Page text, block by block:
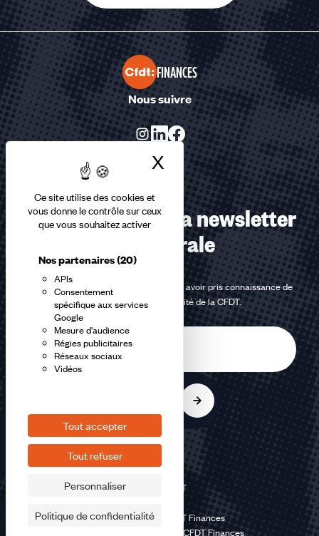
Ce site utilise des cookies et
vous donne le contrôle sur ceux
que vous souhaitez activer
Nos partenaires(20)
APIs
Consentement
spécifique aux services
Google
Mesure d'audience
Régies publicitaires
Réseaux sociaux
Vidéos
Tout accepter
Tout refuser
Personnaliser
Politique de confidentialité
X Masquer le
FINANCES
Nous suivre
Abonnez-vous à la newsletter
confédérale
En m'inscrivant à la newsletter, j'affirme avoir pris connaissance de
lapolitique de confidentialité de la CFDT.
©2026 CFDT
Mentions légales CFDT Finances
Politique de confidentialité CFDT Finances